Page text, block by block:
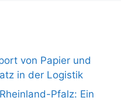
von Papier und
in der Logistik
Pfalz: Ein